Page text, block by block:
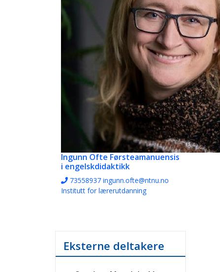
Ingunn Ofte Førsteamanuensis
i engelskdidaktikk
73558937 ingunn.ofte@ntnu.no
Institutt for lærerutdanning
Eksterne deltakere